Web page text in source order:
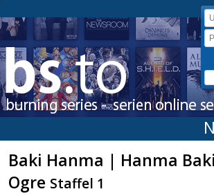
Baki Hanma | Hanma
Ogre Staffel 1